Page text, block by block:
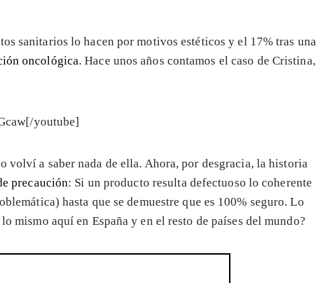
sanitarios lo hacen por motivos estéticos y el 17% tras una
oncológica. Hace unos años contamos el caso de Cristina,
youtube]
volví a saber nada de ella. Ahora, por desgracia, la historia
precaución: Si un producto resulta defectuoso lo coherente
hasta que se demuestre que es 100% seguro. Lo
mismo aquí en España y en el resto de países del mundo?